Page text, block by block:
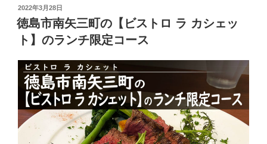
南
新
町
【レ
ス
ト
ラ
ン
ジ
投
稿
日:
2022年3月28日
徳島市南矢三町の【ビストロ ラ カシェッ
ト】のランチ限定コース